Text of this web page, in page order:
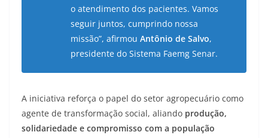
o atendimento dos pacientes. Vamos
seguir juntos, cumprindo nossa
missão”, afirmou Antônio de Salvo,
presidente do Sistema Faemg Senar.
A iniciativa reforça o papel do setor agropecuário como
agente de transformação social, aliando produção,
solidariedade e compromisso com a população